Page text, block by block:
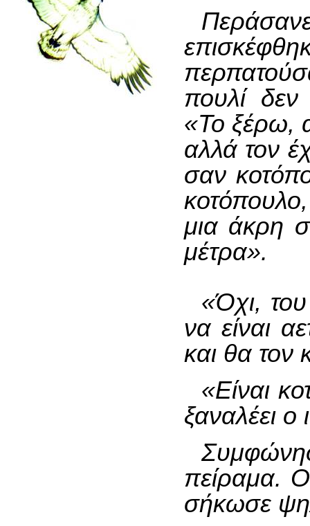
πουλί δεν
«Το ξέρω,
αλλά τον
σαν
μια άκρη
μέτρα».
«Όχι,
να είναι
και θα τον
«Είναι
ξαναλέει ο
πείραμα.
σήκωσε